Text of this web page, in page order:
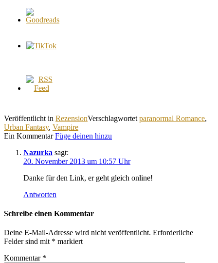
Veröffentlicht in RezensionVerschlagwortet paranormal Romance,
Urban Fantasy, Vampire
Ein KommentarFüge deinen hinzu
Nazurka sagt:
20. November 2013 um 10:57 Uhr
Danke für den Link, er geht gleich online!
Antworten
Schreibe einen Kommentar
Deine E-Mail-Adresse wird nicht veröffentlicht. Erforderliche
Felder sind mit * markiert
Kommentar *